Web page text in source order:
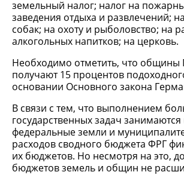
земельный налог; налог на
заведения отдыха и развлечений;
собак; на охоту и рыболовство; на
алкогольных напитков; на церковь.
Необходимо отметить, что общины
получают 15 процентов
основании Основного закона
В связи с тем, что выполнением
государственных задач
федеральные земли и
расходов сводного бюджета ФРГ
их бюджетов. Но несмотря на это,
бюджетов земель и общин не